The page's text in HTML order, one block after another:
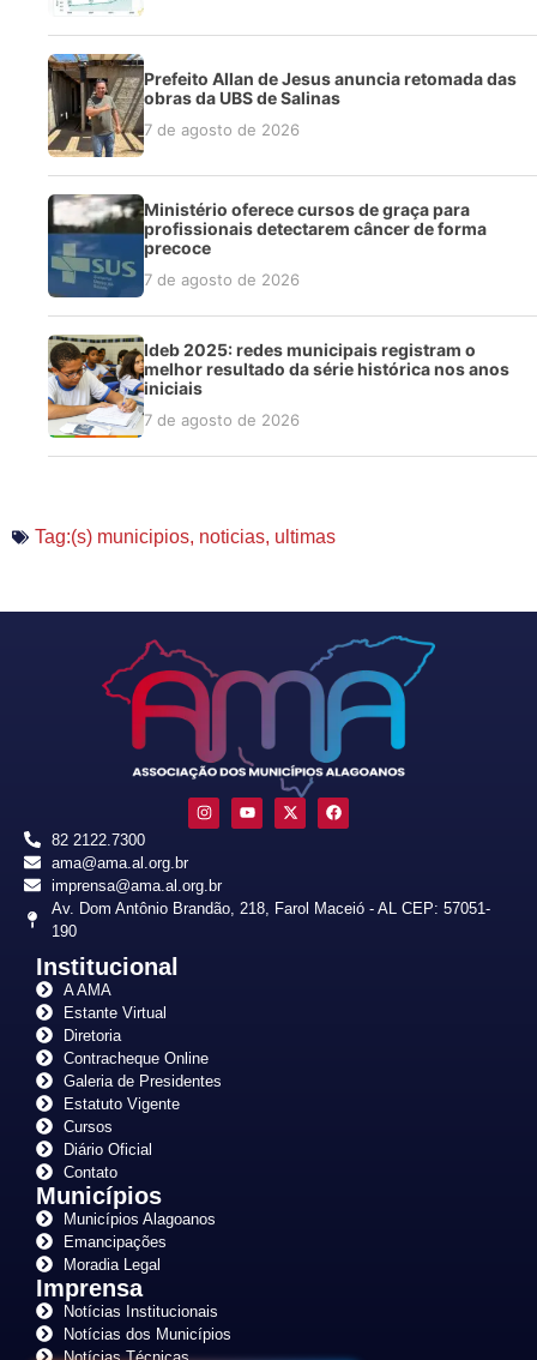
Prefeito Allan de Jesus anuncia retomada das
obras da UBS de Salinas
7 de agosto de 2026
Ministério oferece cursos de graça para
profissionais detectarem câncer de forma
precoce
7 de agosto de 2026
Ideb 2025: redes municipais registram o
melhor resultado da série histórica nos anos
iniciais
7 de agosto de 2026
Tag:(s) municipios, noticias, ultimas
82 2122.7300
ama@ama.al.org.br
imprensa@ama.al.org.br
Av. Dom Antônio Brandão, 218, Farol Maceió - AL CEP: 57051-
190
Institucional
A AMA
Estante Virtual
Diretoria
Contracheque Online
Galeria de Presidentes
Estatuto Vigente
Cursos
Diário Oficial
Contato
Municípios
Municípios Alagoanos
Emancipações
Moradia Legal
Imprensa
Notícias Institucionais
Notícias dos Municípios